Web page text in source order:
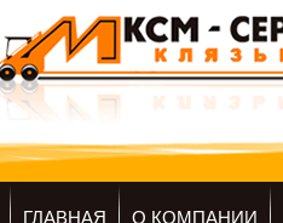
ГЛАВНАЯ О КОМПАНИИ